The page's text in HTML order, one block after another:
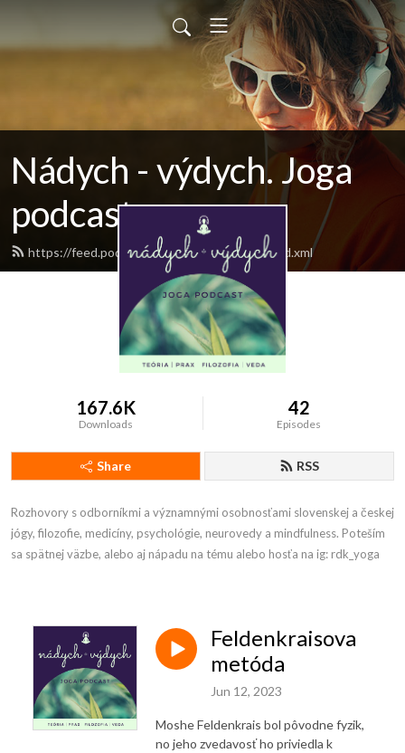
Nádych - výdych. Joga
podcast
https://feed.podbean.com/nadychvydych/feed.xml
167.6K
Downloads
42
Episodes
Share RSS
Rozhovory s odborníkmi a významnými osobnosťami slovenskej a českej
jógy, filozofie, medicíny, psychológie, neurovedy a mindfulness. Poteším
sa spätnej väzbe, alebo aj nápadu na tému alebo hosťa na ig: rdk_yoga
Feldenkraisova
metóda
Jun 12, 2023
Moshe Feldenkrais bol pôvodne fyzik,
no jeho zvedavosť ho priviedla k